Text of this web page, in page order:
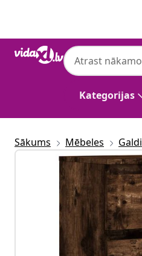
Kategorijas
Sākums Mēbeles Galdi